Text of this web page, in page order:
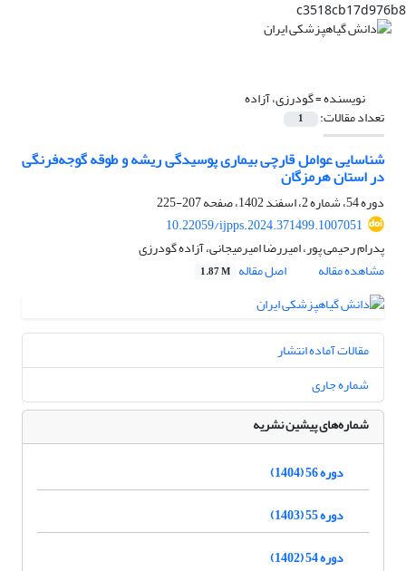
c3518cb17d976b8
نویسنده =گودرزی، آزاده
تعداد مقالات: 1
شناسایی عوامل قارچی بیماری پوسیدگی ریشه و طوقه گوجه‌فرنگی
در استان هرمزگان
دوره 54، شماره 2، اسفند 1402، صفحه
207-225
10.22059/ijpps.2024.371499.1007051
پدرام رحیمی پور، امیررضا امیرمیجانی، آزاده گودرزی
مشاهده مقاله
اصل مقاله 1.87 M
مقالات آماده انتشار
شماره جاری
شماره‌های پیشین نشریه
دوره 56 (1404)
دوره 55 (1403)
دوره 54 (1402)